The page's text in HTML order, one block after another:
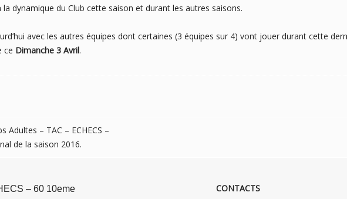
la dynamique du Club cette saison et durant les autres saisons.
avec les autres équipes dont certaines (3 équipes sur 4) vont jouer durant cette
ce Dimanche 3 Avril.
Adultes – TAC – ECHECS –
de la saison 2016.
– 60 10eme
CONTACTS